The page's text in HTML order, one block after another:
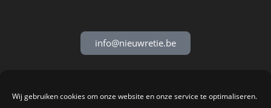
Wij gebruiken cookies om onze website en onze service te optimaliseren.
info@nieuwretie.be